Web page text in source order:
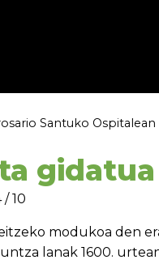
Santuko Ospitalean
/ 10
modukoa den
lanak 1600.